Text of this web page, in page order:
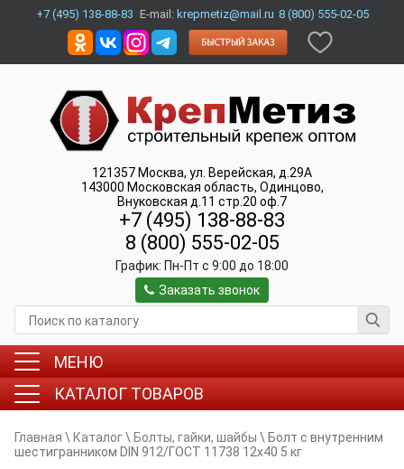
+7 (495) 138-88-83 E-mail: krepmetiz@mail.ru 8 (800) 555-02-05
121357 Москва, ул. Верейская, д.29А
143000 Московская область, Одинцово,
Внуковская д.11 стр.20 оф.7
+7 (495) 138-88-83
8 (800) 555-02-05
График: Пн-Пт c 9:00 до 18:00
Заказать звонок
МЕНЮ
КАТАЛОГ ТОВАРОВ
Главная \ Каталог\ Болты, гайки, шайбы \ Болт с внутренним
шестигранником DIN 912/ГОСТ 11738 12х40 5 кг